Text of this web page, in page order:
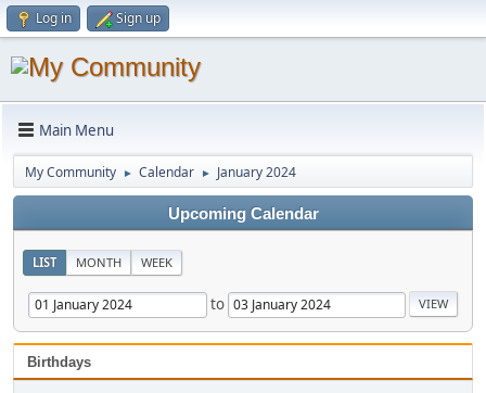
Log in Sign up
Main Menu
My Community ► Calendar ► January 2024
Upcoming Calendar
LIST MONTH WEEK
to
Birthdays